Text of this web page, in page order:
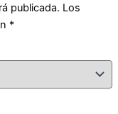
publicada. Los
*